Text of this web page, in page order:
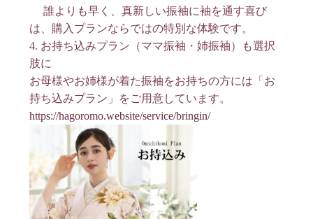
誰よりも早く、真新しい振袖に袖を通す喜び
は、購入プランならではの特別な体験です。
4. お持ち込みプラン（ママ振袖・姉振袖）も選択
肢に
お母様やお姉様が着た振袖をお持ちの方には「お
持ち込みプラン」をご用意しています。
https://hagoromo.website/service/bringin/